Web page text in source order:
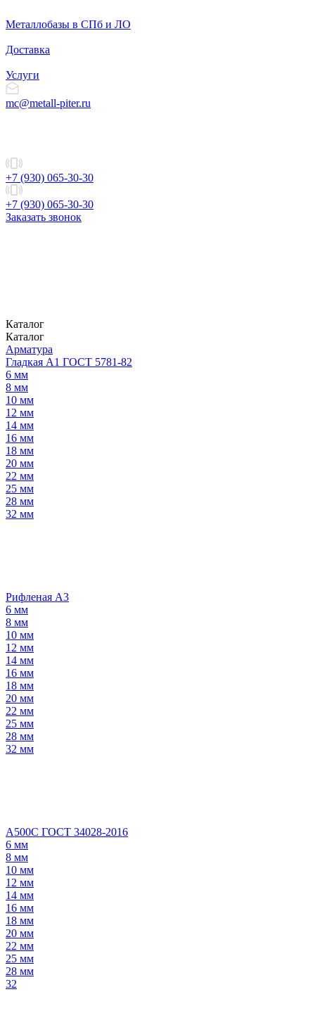
Металлобазы в СПб и ЛО
Доставка
Услуги
mc@metall-piter.ru
+7 (930) 065-30-30
+7 (930) 065-30-30
Заказать звонок
Каталог
Каталог
Арматура
Гладкая А1 ГОСТ 5781-82
6 мм
8 мм
10 мм
12 мм
14 мм
16 мм
18 мм
20 мм
22 мм
25 мм
28 мм
32 мм
Рифленая А3
6 мм
8 мм
10 мм
12 мм
14 мм
16 мм
18 мм
20 мм
22 мм
25 мм
28 мм
32 мм
А500С ГОСТ 34028-2016
6 мм
8 мм
10 мм
12 мм
14 мм
16 мм
18 мм
20 мм
22 мм
25 мм
28 мм
32